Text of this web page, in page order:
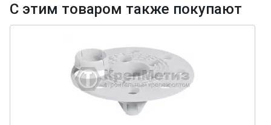
С этим товаром также покупают